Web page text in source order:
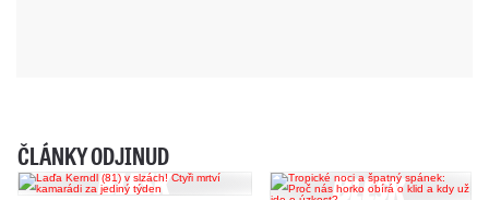
ČLÁNKY ODJINUD